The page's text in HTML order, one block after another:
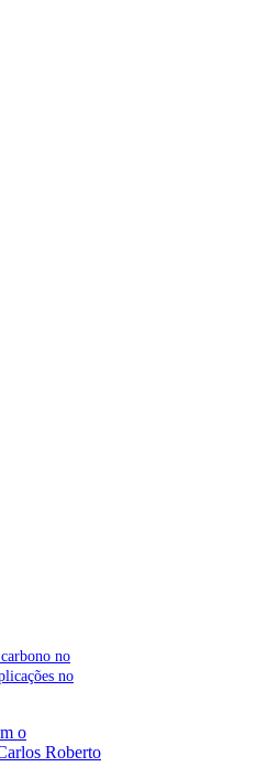
no
no
o
Roberto